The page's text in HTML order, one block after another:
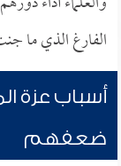
الفارغ الذي ما
أسباب عزة
ضعفهم